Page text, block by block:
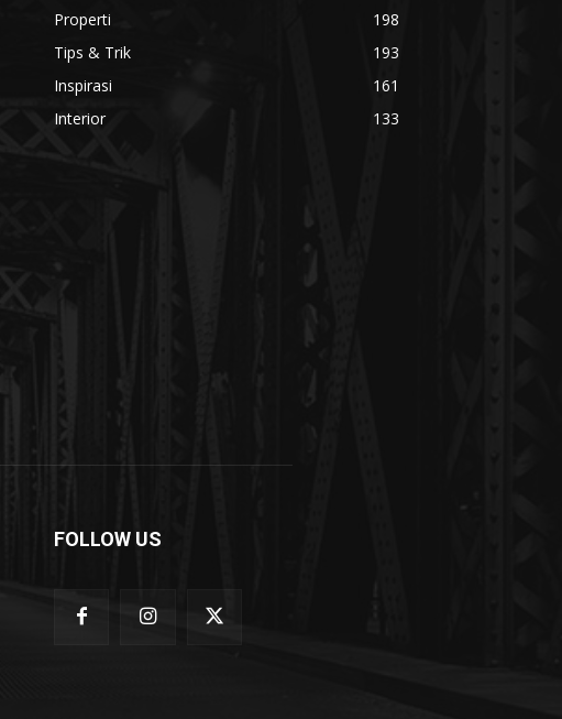
Properti
198
Tips & Trik
193
Inspirasi
161
Interior
133
FOLLOW US